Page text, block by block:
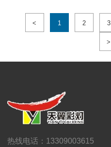
< 1 2 3
>
热线电话：13309003615